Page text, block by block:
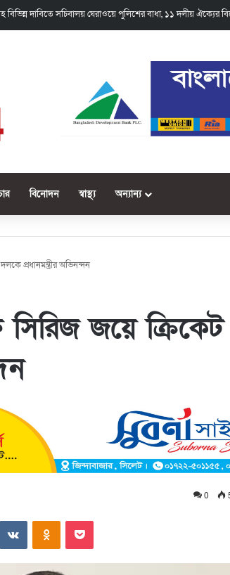
বিভিন্ন দাবিতে সচিবালয় ঘেরাওয়ে পুলিশের বাধা, ১১ দলীয় ঐক্যের
বিনোদন স্বাস্থ্য অন্যান্য
প্রধানমন্ত্রীর অভিনন্দন
সিরিজ জয়ে
0